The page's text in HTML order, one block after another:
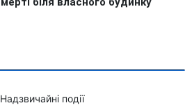
Надзвичайні події